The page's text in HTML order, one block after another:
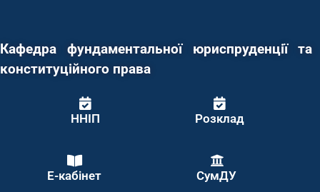
Кафедра фундаментальної юриспруденції та
конституційного права
ННІП Розклад
Е-кабінет СумДУ